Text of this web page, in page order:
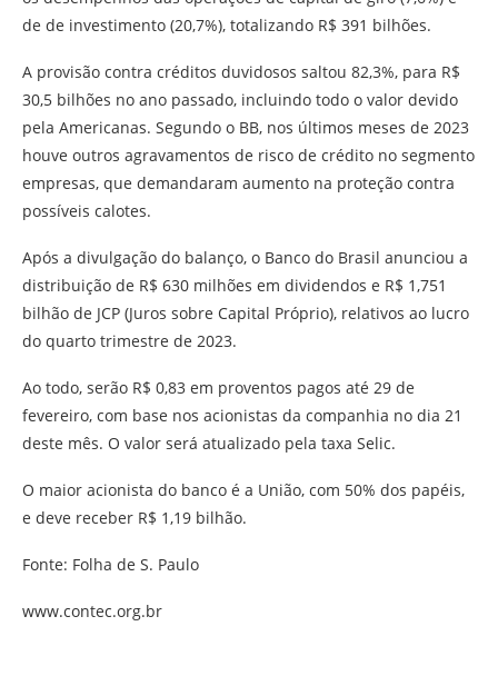
de de investimento (20,7%), totalizando R$ 391 bilhões.
A provisão contra créditos duvidosos saltou 82,3%, para R$
30,5 bilhões no ano passado, incluindo todo o valor devido
pela Americanas. Segundo o BB, nos últimos meses de 2023
houve outros agravamentos de risco de crédito no segmento
empresas, que demandaram aumento na proteção contra
possíveis calotes.
Após a divulgação do balanço, o Banco do Brasil anunciou a
distribuição de R$ 630 milhões em dividendos e R$ 1,751
bilhão de JCP (Juros sobre Capital Próprio), relativos ao lucro
do quarto trimestre de 2023.
Ao todo, serão R$ 0,83 em proventos pagos até 29 de
fevereiro, com base nos acionistas da companhia no dia 21
deste mês. O valor será atualizado pela taxa Selic.
O maior acionista do banco é a União, com 50% dos papéis,
e deve receber R$ 1,19 bilhão.
Fonte: Folha de S. Paulo
www.contec.org.br